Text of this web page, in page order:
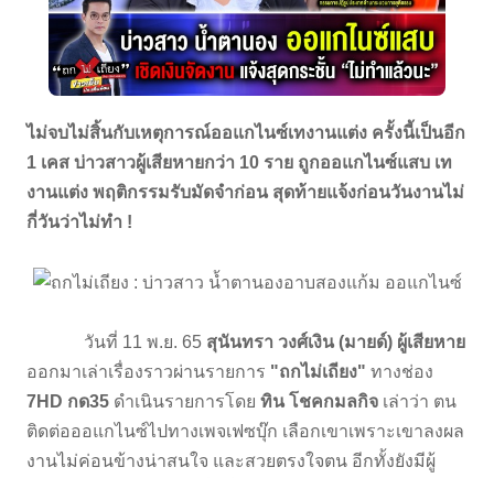
ไม่จบไม่สิ้นกับเหตุการณ์ออแกไนซ์เทงานแต่ง ครั้งนี้เป็นอีก
1 เคส บ่าวสาวผู้เสียหายกว่า 10 ราย ถูกออแกไนซ์แสบ เท
งานแต่ง พฤติกรรมรับมัดจำก่อน สุดท้ายแจ้งก่อนวันงานไม่
กี่วันว่าไม่ทำ !
วันที่ 11 พ.ย. 65 สุนันทรา วงศ์เงิน (มายด์) ผู้เสียหาย
ออกมาเล่าเรื่องราวผ่านรายการ "ถกไม่เถียง" ทางช่อง
7HD กด35 ดำเนินรายการโดย ทิน โชคกมลกิจ เล่าว่า ตน
ติดต่อออแกไนซ์ไปทางเพจเฟซบุ๊ก เลือกเขาเพราะเขาลงผล
งานไม่ค่อนข้างน่าสนใจ และสวยตรงใจตน อีกทั้งยังมีผู้